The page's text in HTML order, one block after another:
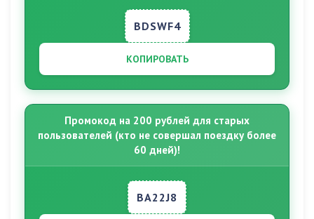
BDSWF4
КОПИРОВАТЬ
Промокод на 200 рублей для старых
пользователей (кто не совершал поездку более
60 дней)!
BA22J8